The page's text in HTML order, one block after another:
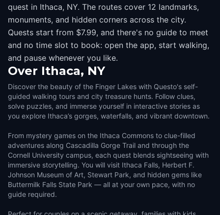
quest in Ithaca, NY. The routes cover 12 landmarks,
monuments, and hidden corners across the city.
Quests start from $7.99, and there's no guide to meet
and no time slot to book: open the app, start walking,
and pause whenever you like.
Over Ithaca, NY
Discover the beauty of the Finger Lakes with Questo's self-
guided walking tours and city treasure hunts. Follow clues,
solve puzzles, and immerse yourself in interactive stories as
you explore Ithaca’s gorges, waterfalls, and vibrant downtown.
From mystery games on the Ithaca Commons to clue-filled
adventures along Cascadilla Gorge Trail and through the
Cornell University campus, each quest blends sightseeing with
immersive storytelling. You will visit Ithaca Falls, Herbert F.
Johnson Museum of Art, Stewart Park, and hidden gems like
Buttermilk Falls State Park — all at your own pace, with no
guide required.